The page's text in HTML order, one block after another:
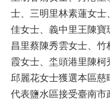
交
通
住
宿
最
新
消
息
士、三明里林素蓮女士
佳女士、義中里王陳寶
昌里蔡陳秀雲女士、
霞女士、坔頭港里陳
邱麗花女士獲選本區
代表鹽水區接受臺南市